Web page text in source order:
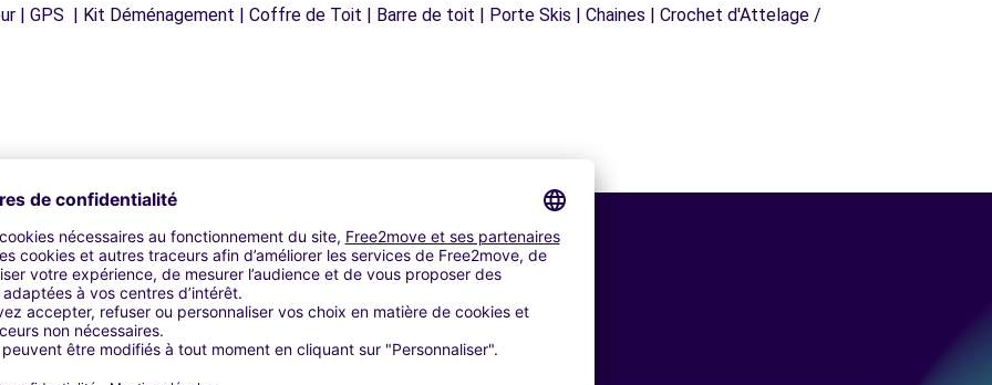
| GPS | Kit Déménagement | Coffre de Toit | Barre de toit | Porte Skis | Chaines | Crochet d'Attelage /
Agences similaires